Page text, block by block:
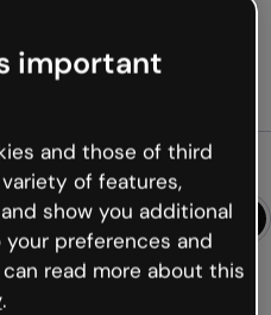
ligne
formats
important
and those of third
of features,
show you additional
preferences and
read more about this
.